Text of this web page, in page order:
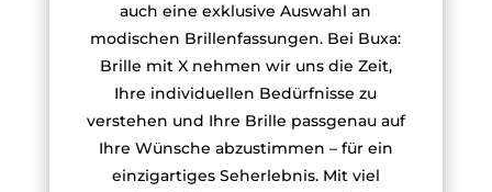
auch eine exklusive Auswahl an
modischen Brillenfassungen. Bei Buxa:
Brille mit X nehmen wir uns die Zeit,
Ihre individuellen Bedürfnisse zu
verstehen und Ihre Brille passgenau auf
Ihre Wünsche abzustimmen – für ein
einzigartiges Seherlebnis. Mit viel